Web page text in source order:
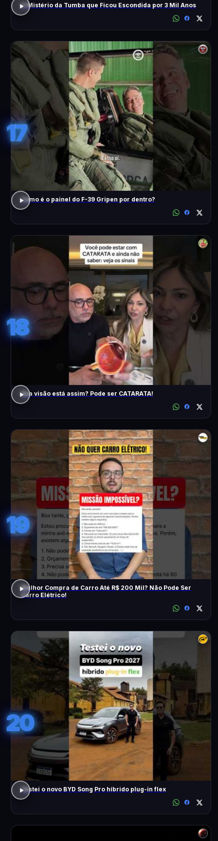
O Mistério da Tumba que Ficou Escondida por 3 Mil Anos
17
Como é o painel do F-39 Gripen por dentro?
18
Sua visão está assim? Pode ser CATARATA!
19
Melhor Compra de Carro Até R$ 200 Mil? Não Pode Ser
Carro Elétrico!
20
Testei o novo BYD Song Pro híbrido plug-in flex